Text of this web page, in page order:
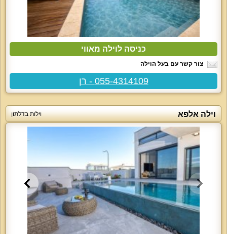
כניסה לוילה מאווי
צור קשר עם בעל הוילה
055-4314109 - רן
וילה אלפא וילות בדלתון